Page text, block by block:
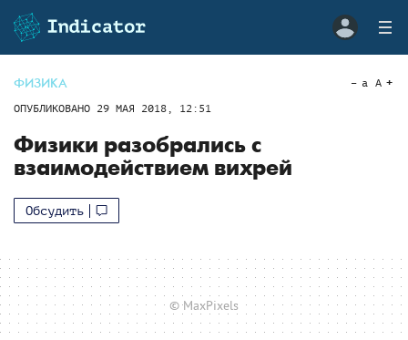
ФИЗИКА
ОПУБЛИКОВАНО 29 МАЯ 2018, 12:51
a A
Физики разобрались с
взаимодействием вихрей
Обсудить
© MaxPixels